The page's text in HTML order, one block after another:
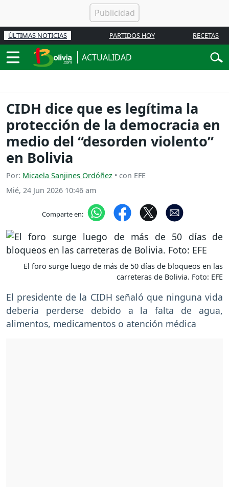
ÚLTIMAS NOTICIAS PARTIDOS HOY RECETAS
ACTUALIDAD
CIDH dice que es legítima la
protección de la democracia en
medio del “desorden violento”
en Bolivia
Por: Micaela Sanjines Ordóñez • con EFE
Mié, 24 Jun 2026 10:46 am
Comparte en:
El foro surge luego de más de 50 días de bloqueos en las
carreteras de Bolivia. Foto: EFE
El presidente de la CIDH señaló que ninguna vida
debería perderse debido a la falta de agua,
alimentos, medicamentos o atención médica